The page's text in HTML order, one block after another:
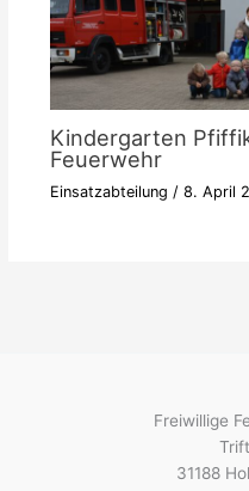
Kindergarten
Feuerwehr
Einsatzabteilung / 8. April
Freiwillige
31188